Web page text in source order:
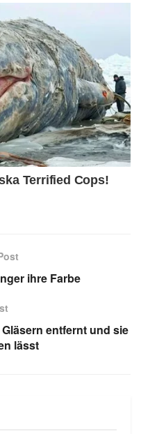
ihre Farbe
entfernt und sie
lässt